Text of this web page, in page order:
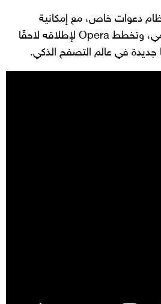
دعوات خاص، مع إمكانية
التقديم عبر الموقع الرسمي، وتخطط Opera لإطلاقه لاحقًا
جديدة في عالم التصفح الذكي.